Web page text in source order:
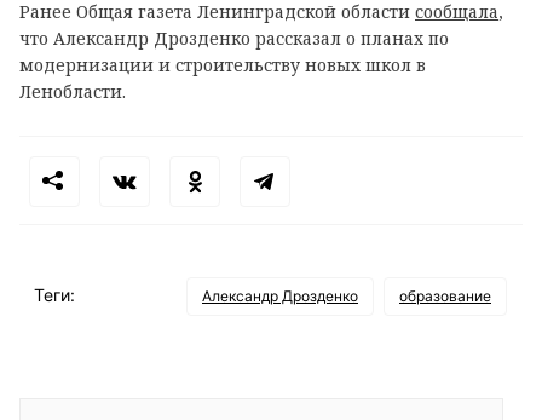
Ранее Общая газета Ленинградской области сообщала,
что Александр Дрозденко рассказал о планах по
модернизации и строительству новых школ в
Ленобласти.
Теги: Александр Дрозденко образование